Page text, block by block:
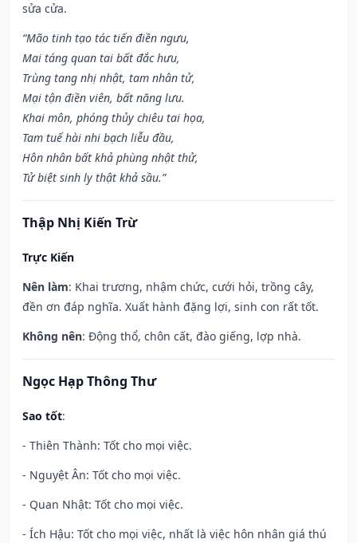
sửa cửa.
“Mão tinh tạo tác tiến điền ngưu,
Mai táng quan tai bất đắc hưu,
Trùng tang nhị nhật, tam nhân tử,
Mại tận điền viên, bất năng lưu.
Khai môn, phóng thủy chiêu tai họa,
Tam tuế hài nhi bạch liễu đầu,
Hôn nhân bất khả phùng nhật thử,
Tử biệt sinh ly thật khả sầu.”
Thập Nhị Kiến Trừ
Trực Kiến
Nên làm: Khai trương, nhậm chức, cưới hỏi, trồng cây,
đền ơn đáp nghĩa. Xuất hành đặng lợi, sinh con rất tốt.
Không nên: Động thổ, chôn cất, đào giếng, lợp nhà.
Ngọc Hạp Thông Thư
Sao tốt:
- Thiên Thành: Tốt cho mọi việc.
- Nguyệt Ân: Tốt cho mọi việc.
- Quan Nhật: Tốt cho mọi việc.
- Ích Hậu: Tốt cho mọi việc, nhất là việc hôn nhân giá thú